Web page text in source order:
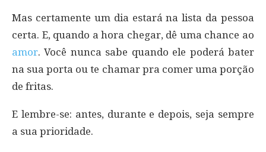
Mas certamente um dia estará na lista da pessoa
certa. E, quando a hora chegar, dê uma chance ao
amor. Você nunca sabe quando ele poderá bater
na sua porta ou te chamar pra comer uma porção
de fritas.
E lembre-se: antes, durante e depois, seja sempre
a sua prioridade.